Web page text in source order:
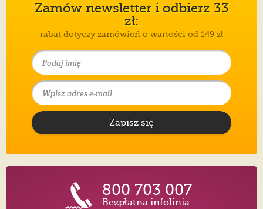
Zamów newsletter i odbierz 33
zł:
rabat dotyczy zamówień o wartości od 149 zł
Zapisz się
800 703 007
Bezpłatna infolinia